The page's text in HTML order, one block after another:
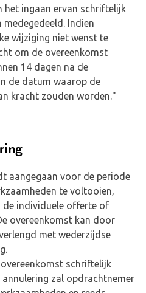
het ingaan ervan schriftelijk
Indien
wijziging niet wenst te
om de overeenkomst
14 dagen na de
de datum waarop de
kracht zouden worden."
aangegaan voor de periode
te voltooien,
de individuele offerte of
overeenkomst kan door
met wederzijdse
schriftelijk
annulering zal opdrachtnemer